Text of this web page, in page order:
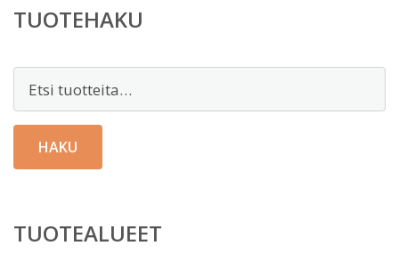
TUOTEHAKU
HAKU
TUOTEALUEET